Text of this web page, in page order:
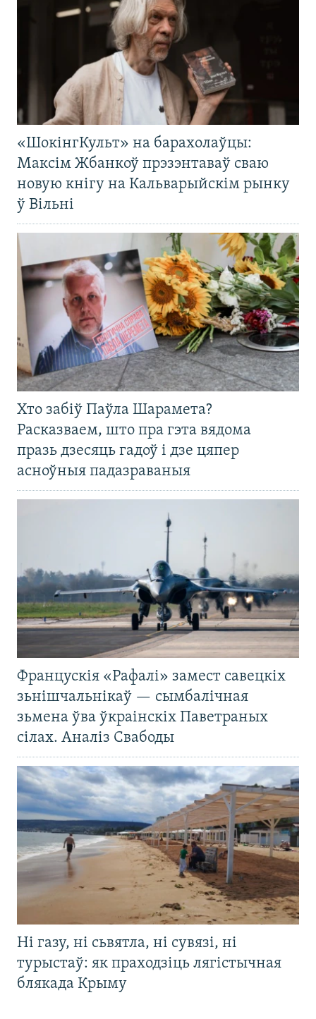
«ШокінгКульт» на барахолаўцы:
Максім Жбанкоў прэзэнтаваў сваю
новую кнігу на Кальварыйскім рынку
ў Вільні
Хто забіў Паўла Шарамета?
Расказваем, што пра гэта вядома
празь дзесяць гадоў і дзе цяпер
асноўныя падазраваныя
Францускія «Рафалі» замест савецкіх
зьнішчальнікаў — сымбалічная
зьмена ўва ўкраінскіх Паветраных
сілах. Аналіз Свабоды
Ні газу, ні сьвятла, ні сувязі, ні
турыстаў: як праходзіць лягістычная
блякада Крыму